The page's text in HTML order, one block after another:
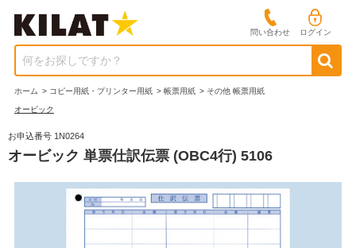
問い合わせ ログイン
何をお探しですか？
ホーム > コピー用紙・プリンター用紙 > 帳票用紙 > その他 帳票用紙
オービック
お申込番号 1N0264
オービック 単票仕訳伝票 (OBC4行) 5106